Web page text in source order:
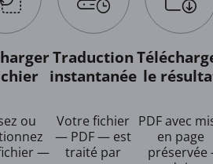
ou
—
Traduction
instantanée
Votre fichier
— PDF — est
traité par
le
PDF avec
en page
préservée